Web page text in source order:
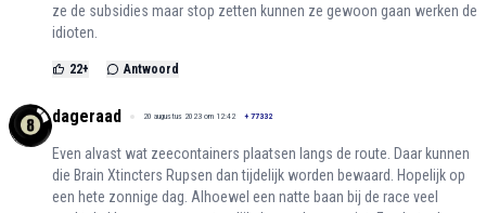
ze de subsidies maar stop zetten kunnen ze gewoon gaan werken de
idioten.
22+ Antwoord
dageraad 20 augustus 2023 om 12:42 + 77332
Even alvast wat zeecontainers plaatsen langs de route. Daar kunnen
die Brain Xtincters Rupsen dan tijdelijk worden bewaard. Hopelijk op
een hete zonnige dag. Alhoewel een natte baan bij de race veel